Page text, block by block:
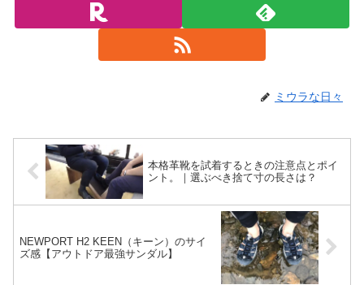
ミウラな日々
本格革靴を試着するときの注意点とポイ
ント。｜選ぶべき捨て寸の長さは？
NEWPORT H2 KEEN（キーン）のサイ
ズ感【アウトドア最強サンダル】